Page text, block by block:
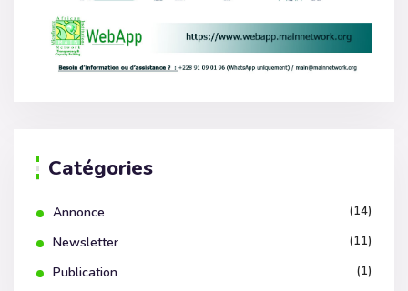
Catégories
Annonce (14)
Newsletter (11)
Publication (1)